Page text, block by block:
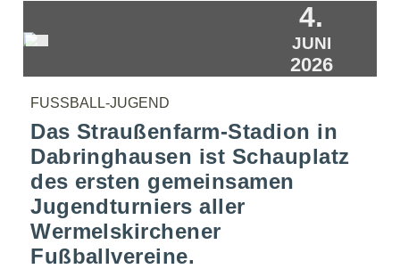
4.
JUNI
2026
FUSSBALL-JUGEND
Das Straußenfarm-Stadion in
Dabringhausen ist Schauplatz
des ersten gemeinsamen
Jugendturniers aller
Wermelskirchener
Fußballvereine.